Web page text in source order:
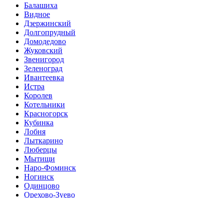
Балашиха
Видное
Дзержинский
Долгопрудный
Домодедово
Жуковский
Звенигород
Зеленоград
Ивантеевка
Истра
Королев
Котельники
Красногорск
Кубинка
Лобня
Лыткарино
Люберцы
Мытищи
Наро-Фоминск
Ногинск
Одинцово
Орехово-Зуево